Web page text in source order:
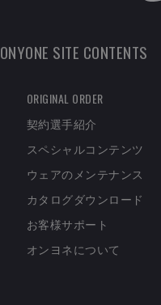
ONYONE SITE CONTENTS
ORIGINAL ORDER
契約選手紹介
スペシャルコンテンツ
ウェアのメンテナンス
カタログダウンロード
お客様サポート
オンヨネについて